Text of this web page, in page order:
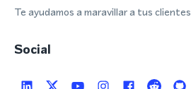
Te ayudamos a maravillar a tus clientes
Social